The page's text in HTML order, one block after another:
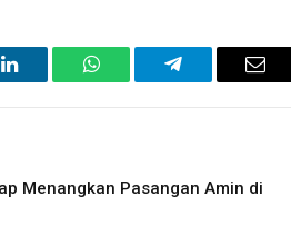
LinkedIn WhatsAppTelegram
Menangkan Pasangan Amin di